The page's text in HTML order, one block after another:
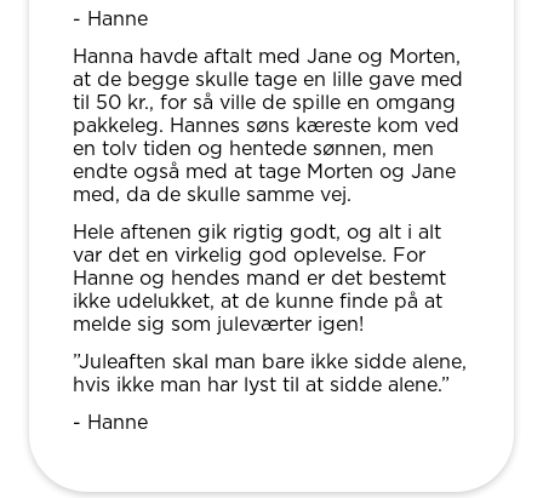
- Hanne
Hanna havde aftalt med Jane og Morten,
at de begge skulle tage en lille gave med
til 50 kr., for så ville de spille en omgang
pakkeleg. Hannes søns kæreste kom ved
en tolv tiden og hentede sønnen, men
endte også med at tage Morten og Jane
med, da de skulle samme vej.
Hele aftenen gik rigtig godt, og alt i alt
var det en virkelig god oplevelse. For
Hanne og hendes mand er det bestemt
ikke udelukket, at de kunne finde på at
melde sig som juleværter igen!
”Juleaften skal man bare ikke sidde alene,
hvis ikke man har lyst til at sidde alene.”
- Hanne